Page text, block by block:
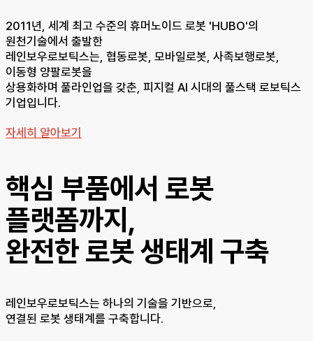
2011년, 세계 최고 수준의 휴머노이드 로봇 'HUBO'의
원천기술에서 출발한
레인보우로보틱스는, 협동로봇, 모바일로봇, 사족보행로봇,
이동형 양팔로봇을
상용화하며 풀라인업을 갖춘, 피지컬 AI 시대의 풀스택 로보틱스
기업입니다.
자세히 알아보기
핵심 부품에서 로봇
플랫폼까지,
완전한 로봇 생태계 구축
레인보우로보틱스는 하나의 기술을 기반으로,
연결된 로봇 생태계를 구축합니다.